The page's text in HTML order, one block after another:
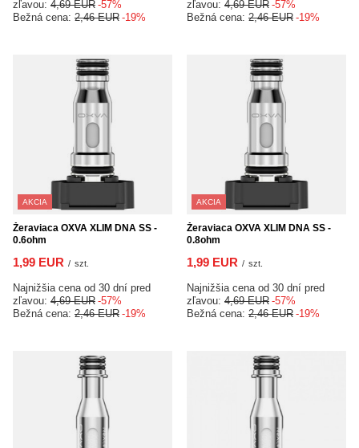
zľavou: 4,69 EUR -57%
Bežná cena: 2,46 EUR -19%
zľavou: 4,69 EUR -57%
Bežná cena: 2,46 EUR -19%
AKCIA
Žeraviaca OXVA XLIM DNA SS -
0.6ohm
1,99 EUR / szt.
Najnižšia cena od 30 dní pred
zľavou: 4,69 EUR -57%
Bežná cena: 2,46 EUR -19%
AKCIA
Žeraviaca OXVA XLIM DNA SS -
0.8ohm
1,99 EUR / szt.
Najnižšia cena od 30 dní pred
zľavou: 4,69 EUR -57%
Bežná cena: 2,46 EUR -19%